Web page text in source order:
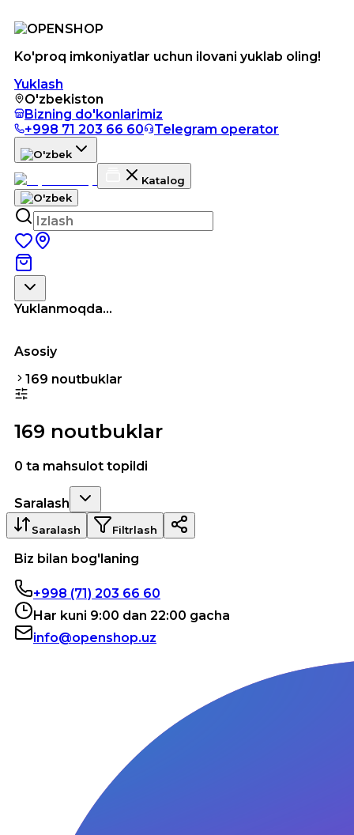
Ko'proq imkoniyatlar uchun ilovani yuklab oling!
Yuklash
O'zbekiston
Bizning do'konlarimiz
+998 71 203 66 60
Telegram operator
Katalog
Yuklanmoqda...
Asosiy
169 noutbuklar
169 noutbuklar
0 ta mahsulot topildi
Saralash
Saralash Filtrlash
Biz bilan bog'laning
+998 (71) 203 66 60
Har kuni 9:00 dan 22:00 gacha
info@openshop.uz